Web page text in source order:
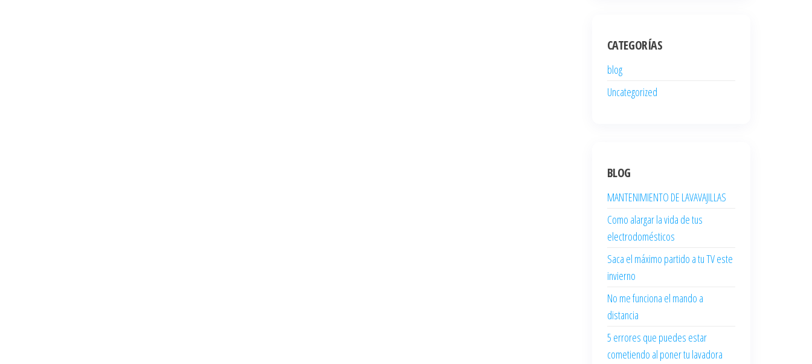
CATEGORÍAS
blog
Uncategorized
BLOG
MANTENIMIENTO DE LAVAVAJILLAS
Como alargar la vida de tus
electrodomésticos
Saca el máximo partido a tu TV este
invierno
No me funciona el mando a
distancia
5 errores que puedes estar
cometiendo al poner tu lavadora